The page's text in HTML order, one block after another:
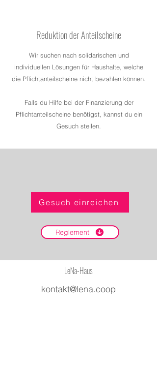
Reduktion der Anteilscheine
Wir suchen nach solidarischen und
individuellen Lösungen für Haushalte, welche
die Pflichtanteilscheine nicht bezahlen können.
Falls du Hilfe bei der Finanzierung der
Pflichtanteilscheine benötigst, kannst du ein
Gesuch stellen.
Gesuch einreichen
Reglement
LeNa-Haus
kontakt@lena.coop